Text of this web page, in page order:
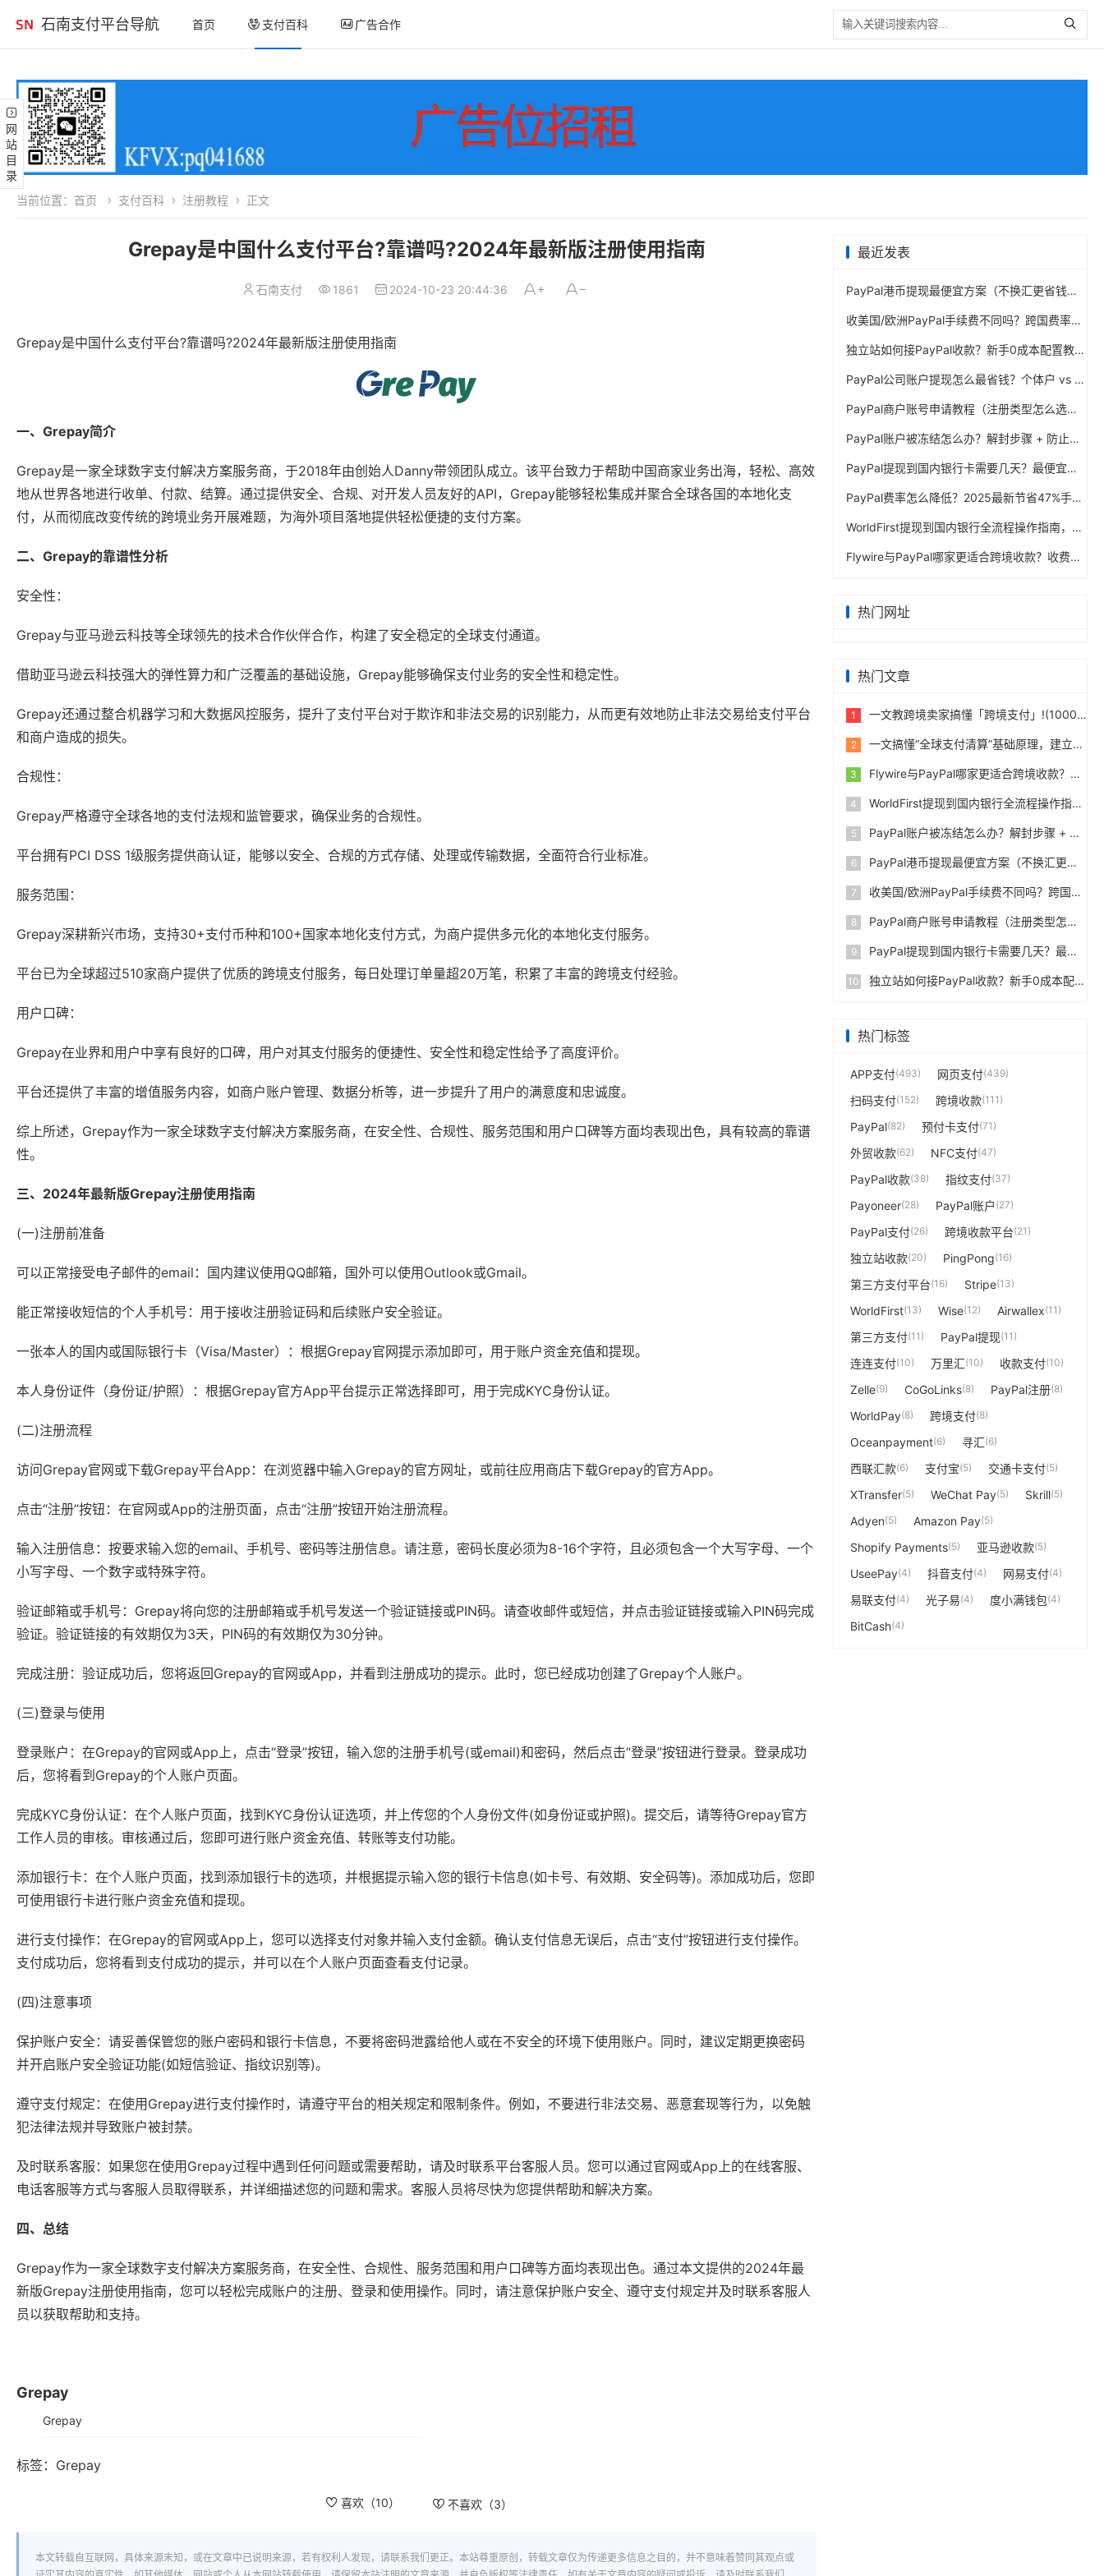
石南支付平台导航 首页 支付百科 广告合作
网站目录
当前位置： 首页 支付百科 注册教程 正文
Grepay是中国什么支付平台?靠谱吗?2024年最新版注册使用指南
石南支付 1861 2024-10-23 20:44:36
Grepay是中国什么支付平台?靠谱吗?2024年最新版注册使用指南
一、Grepay简介
Grepay是一家全球数字支付解决方案服务商，于2018年由创始人Danny带领团队成立。该平台致力于帮助中国商家业务出海，轻松、高效
地从世界各地进行收单、付款、结算。通过提供安全、合规、对开发人员友好的API，Grepay能够轻松集成并聚合全球各国的本地化支
付，从而彻底改变传统的跨境业务开展难题，为海外项目落地提供轻松便捷的支付方案。
二、Grepay的靠谱性分析
安全性：
Grepay与亚马逊云科技等全球领先的技术合作伙伴合作，构建了安全稳定的全球支付通道。
借助亚马逊云科技强大的弹性算力和广泛覆盖的基础设施，Grepay能够确保支付业务的安全性和稳定性。
Grepay还通过整合机器学习和大数据风控服务，提升了支付平台对于欺诈和非法交易的识别能力，从而更有效地防止非法交易给支付平台
和商户造成的损失。
合规性：
Grepay严格遵守全球各地的支付法规和监管要求，确保业务的合规性。
平台拥有PCI DSS 1级服务提供商认证，能够以安全、合规的方式存储、处理或传输数据，全面符合行业标准。
服务范围：
Grepay深耕新兴市场，支持30+支付币种和100+国家本地化支付方式，为商户提供多元化的本地化支付服务。
平台已为全球超过510家商户提供了优质的跨境支付服务，每日处理订单量超20万笔，积累了丰富的跨境支付经验。
用户口碑：
Grepay在业界和用户中享有良好的口碑，用户对其支付服务的便捷性、安全性和稳定性给予了高度评价。
平台还提供了丰富的增值服务内容，如商户账户管理、数据分析等，进一步提升了用户的满意度和忠诚度。
综上所述，Grepay作为一家全球数字支付解决方案服务商，在安全性、合规性、服务范围和用户口碑等方面均表现出色，具有较高的靠谱
性。
三、2024年最新版Grepay注册使用指南
(一)注册前准备
可以正常接受电子邮件的email：国内建议使用QQ邮箱，国外可以使用Outlook或Gmail。
能正常接收短信的个人手机号：用于接收注册验证码和后续账户安全验证。
一张本人的国内或国际银行卡（Visa/Master）：根据Grepay官网提示添加即可，用于账户资金充值和提现。
本人身份证件（身份证/护照）：根据Grepay官方App平台提示正常选择即可，用于完成KYC身份认证。
(二)注册流程
访问Grepay官网或下载Grepay平台App：在浏览器中输入Grepay的官方网址，或前往应用商店下载Grepay的官方App。
点击“注册”按钮：在官网或App的注册页面，点击“注册”按钮开始注册流程。
输入注册信息：按要求输入您的email、手机号、密码等注册信息。请注意，密码长度必须为8-16个字符，且必须包含一个大写字母、一个
小写字母、一个数字或特殊字符。
验证邮箱或手机号：Grepay将向您的注册邮箱或手机号发送一个验证链接或PIN码。请查收邮件或短信，并点击验证链接或输入PIN码完成
验证。验证链接的有效期仅为3天，PIN码的有效期仅为30分钟。
完成注册：验证成功后，您将返回Grepay的官网或App，并看到注册成功的提示。此时，您已经成功创建了Grepay个人账户。
(三)登录与使用
登录账户：在Grepay的官网或App上，点击“登录”按钮，输入您的注册手机号(或email)和密码，然后点击“登录”按钮进行登录。登录成功
后，您将看到Grepay的个人账户页面。
完成KYC身份认证：在个人账户页面，找到KYC身份认证选项，并上传您的个人身份文件(如身份证或护照)。提交后，请等待Grepay官方
工作人员的审核。审核通过后，您即可进行账户资金充值、转账等支付功能。
添加银行卡：在个人账户页面，找到添加银行卡的选项，并根据提示输入您的银行卡信息(如卡号、有效期、安全码等)。添加成功后，您即
可使用银行卡进行账户资金充值和提现。
进行支付操作：在Grepay的官网或App上，您可以选择支付对象并输入支付金额。确认支付信息无误后，点击“支付”按钮进行支付操作。
支付成功后，您将看到支付成功的提示，并可以在个人账户页面查看支付记录。
(四)注意事项
保护账户安全：请妥善保管您的账户密码和银行卡信息，不要将密码泄露给他人或在不安全的环境下使用账户。同时，建议定期更换密码
并开启账户安全验证功能(如短信验证、指纹识别等)。
遵守支付规定：在使用Grepay进行支付操作时，请遵守平台的相关规定和限制条件。例如，不要进行非法交易、恶意套现等行为，以免触
犯法律法规并导致账户被封禁。
及时联系客服：如果您在使用Grepay过程中遇到任何问题或需要帮助，请及时联系平台客服人员。您可以通过官网或App上的在线客服、
电话客服等方式与客服人员取得联系，并详细描述您的问题和需求。客服人员将尽快为您提供帮助和解决方案。
四、总结
Grepay作为一家全球数字支付解决方案服务商，在安全性、合规性、服务范围和用户口碑等方面均表现出色。通过本文提供的2024年最
新版Grepay注册使用指南，您可以轻松完成账户的注册、登录和使用操作。同时，请注意保护账户安全、遵守支付规定并及时联系客服人
员以获取帮助和支持。
Grepay
Grepay
标签： Grepay
喜欢（10） 不喜欢（3）
本文转载自互联网，具体来源未知，或在文章中已说明来源，若有权利人发现，请联系我们更正。本站尊重原创，转载文章仅为传递更多信息之目的，并不意味着赞同其观点或
最近发表
PayPal港币提现最便宜方案（不换汇更省钱）
收美国/欧洲PayPal手续费不同吗？跨国费率表曝光
独立站如何接PayPal收款？新手0成本配置教程
PayPal公司账户提现怎么最省钱？个体户 vs 公司对比
PayPal商户账号申请教程（注册类型怎么选？避坑指南）
PayPal账户被冻结怎么办？解封步骤 + 防止再次限制指南
PayPal提现到国内银行卡需要几天？最便宜的方法公布
PayPal费率怎么降低？2025最新节省47%手续费方案
WorldFirst提现到国内银行全流程操作指南，卖家必读完整攻略
Flywire与PayPal哪家更适合跨境收款？收费到账体验全面评测
热门网址
热门文章
1 一文教跨境卖家搞懂「跨境支付」!(10000字)
2 一文搞懂“全球支付清算”基础原理，建立跨境支付底层认知
3 Flywire与PayPal哪家更适合跨境收款？收费到账体验全面评测
4 WorldFirst提现到国内银行全流程操作指南，卖家必读完整攻略
5 PayPal账户被冻结怎么办？解封步骤 + 防止再次限制指南
6 PayPal港币提现最便宜方案（不换汇更省钱）
7 收美国/欧洲PayPal手续费不同吗？跨国费率表曝光
8 PayPal商户账号申请教程（注册类型怎么选？避坑指南）
9 PayPal提现到国内银行卡需要几天？最便宜的方法公布
10 独立站如何接PayPal收款？新手0成本配置教程
热门标签
APP支付(493) 网页支付(439)
扫码支付(152) 跨境收款(111)
PayPal(82) 预付卡支付(71)
外贸收款(62) NFC支付(47)
PayPal收款(38) 指纹支付(37)
Payoneer(28) PayPal账户 (27)
PayPal支付(26) 跨境收款平台(21)
独立站收款(20) PingPong(16)
第三方支付平台(16) Stripe(13)
WorldFirst(13) Wise(12) Airwallex(11)
第三方支付(11) PayPal提现(11)
连连支付(10) 万里汇(10) 收款支付(10)
Zelle(9) CoGoLinks(8) PayPal注册(8)
WorldPay(8) 跨境支付(8)
Oceanpayment(6) 寻汇(6)
西联汇款(6) 支付宝(5) 交通卡支付(5)
XTransfer(5) WeChat Pay(5) Skrill(5)
Adyen(5) Amazon Pay(5)
Shopify Payments(5) 亚马逊收款(5)
UseePay(4) 抖音支付(4) 网易支付(4)
易联支付(4) 光子易(4) 度小满钱包(4)
BitCash(4)